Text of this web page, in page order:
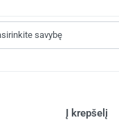
Į krepšelį